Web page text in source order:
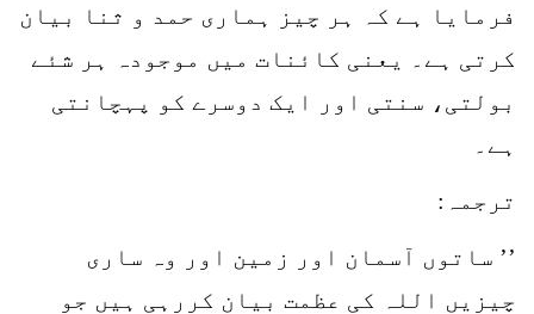
فرمایا ہے کہ ہر چیز ہماری حمد و ثنا بیان
کرتی ہے۔ یعنی کائنات میں موجودہ ہر شئے
بولتی، سنتی اور ایک دوسرے کو پہچانتی
ہے۔
ترجمہ:
’’ ساتوں آسمان اور زمین اور وہ ساری
چیزیں اللہ کی عظمت بیان کررہی ہیں جو